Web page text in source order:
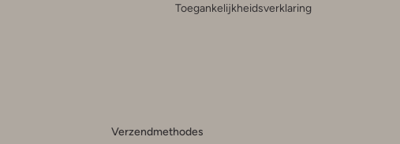
Toegankelijkheidsverklaring
Verzendmethodes